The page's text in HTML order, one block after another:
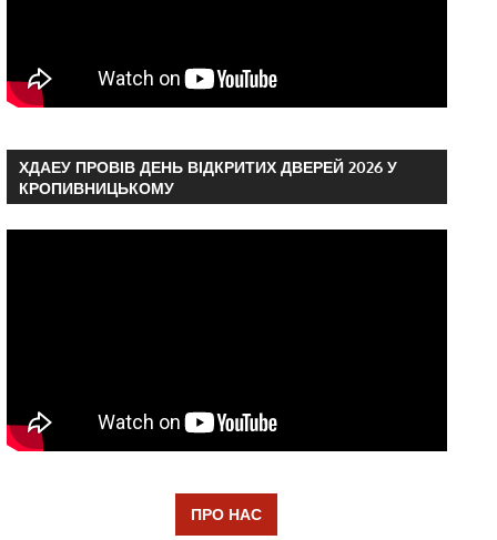
ХДАЕУ ПРОВІВ ДЕНЬ ВІДКРИТИХ ДВЕРЕЙ 2026 У
КРОПИВНИЦЬКОМУ
ПРО НАС